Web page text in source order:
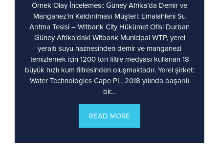
Örnek Olay İncelemesi: Güney Afrika’da Demir ve
Manganez’in Kaldırılması Müşteri: Emalahleni Su
Arıtma Tesisi – Witbank City Hükümet Ofisi Durban
Güney Afrika’daki Witbank Municipal WTP, yerel
yeraltı suyu haznesinden demir ve manganezi
temizlemek için 1200 ton filtre medyası kullanan 18
büyük hızlı kum filtresinden oluşmaktadır. Yerel şirket:
Water Technologies Cape PL, 2018 yılında başarılı
bir…
READ MORE